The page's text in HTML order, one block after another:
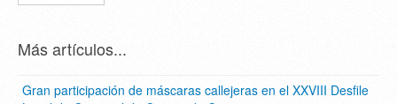
Más artículos...
Gran participación de máscaras callejeras en el XXVIII Desfile